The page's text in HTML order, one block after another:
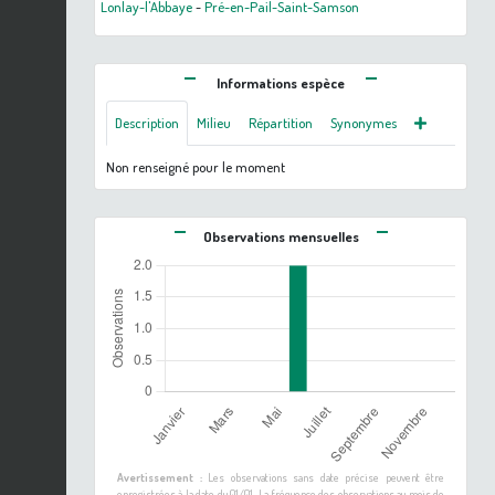
Lonlay-l'Abbaye-Pré-en-Pail-Saint-Samson
Informations espèce
Description Milieu Répartition Synonymes
Non renseigné pour le moment
Observations mensuelles
Avertissement :Les observations sans date précise peuvent être